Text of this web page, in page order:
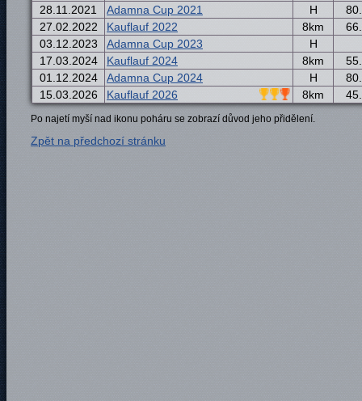
28.11.2021
Adamna Cup 2021 H
80.
27.02.2022
Kauflauf 2022 8km
66.
03.12.2023
Adamna Cup 2023
H
17.03.2024
Kauflauf 2024 8km
55.
01.12.2024
Adamna Cup 2024 H
80.
15.03.2026
Kauflauf 2026 8km 45.
Po najetí myší nad ikonu poháru se zobrazí důvod jeho přidělení.
Zpět na předchozí stránku